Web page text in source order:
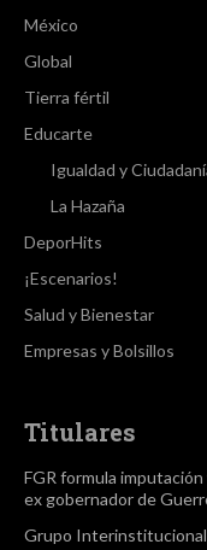
México
Global
Tierra fértil
Educarte
Igualdad y
La Hazaña
DeporHits
¡Escenarios!
Salud y Bienestar
Empresas y Bolsillos
Titulares
FGR formula
ex gobernador de
Grupo Interinstitucional